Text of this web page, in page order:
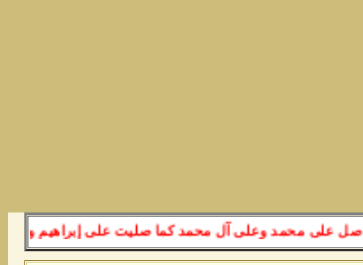
على محمد وعلى آل محمد كما صليت على إبراهيم وعلى آل